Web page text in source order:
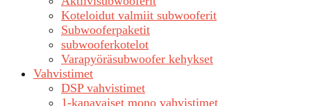
Koteloidut valmiit subwooferit
Subwooferpaketit
subwooferkotelot
Varapyöräsubwoofer kehykset
Vahvistimet
DSP vahvistimet
1-kanavaiset mono vahvistimet